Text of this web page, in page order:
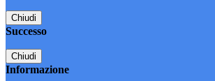
Chiudi
Successo
Chiudi
Informazione